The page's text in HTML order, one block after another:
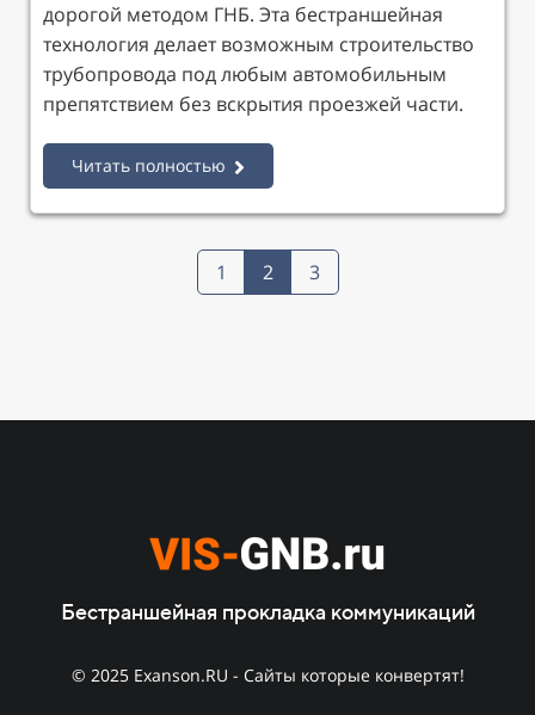
дорогой методом ГНБ. Эта бестраншейная
технология делает возможным строительство
трубопровода под любым автомобильным
препятствием без вскрытия проезжей части.
Читать полностью
1 2 3
Бестраншейная прокладка коммуникаций
© 2025 Exanson.RU - Сайты которые конвертят!